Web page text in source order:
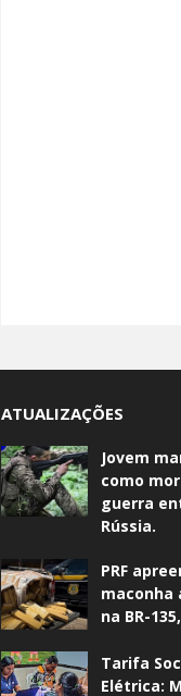
ATUALIZAÇÕES
Jovem
como
guerra
Rússia.
PRF
maconha
na BR-
Tarifa
Elétrica: